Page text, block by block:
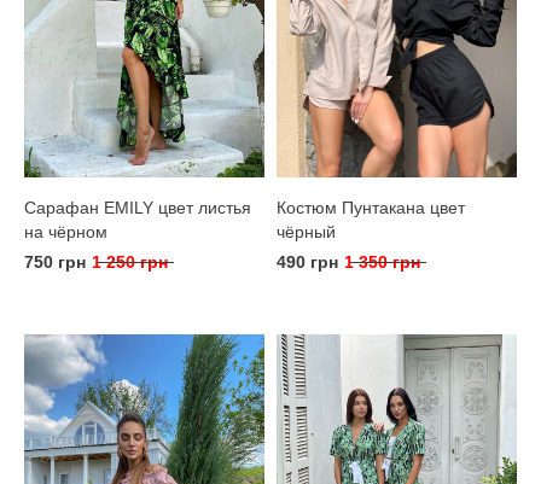
Сарафан EMILY цвет листья
на чёрном
750 грн 1 250 грн
Костюм Пунтакана цвет
чёрный
490 грн 1 350 грн